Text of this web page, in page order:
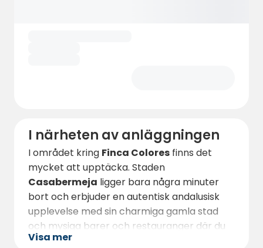
I närheten av anläggningen
I området kring Finca Colores finns det
mycket att upptäcka. Staden
Casabermeja ligger bara några minuter
bort och erbjuder en autentisk andalusisk
upplevelse med sin charmiga gamla stad
och mysiga barer och restauranger där du
kan prova det lokala köket. Om du vill ha lite
Visa mer